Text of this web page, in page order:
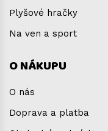
Plyšové hračky
Na ven a sport
O NÁKUPU
O nás
Doprava a platba